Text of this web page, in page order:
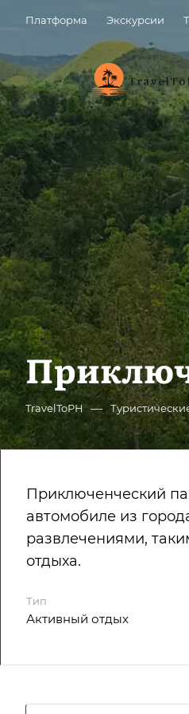
Платформа Экскурсии
TravelToPH —
Приключенческий
автомобиле из
развлечениями,
отдыха.
Тип
Активный отдых